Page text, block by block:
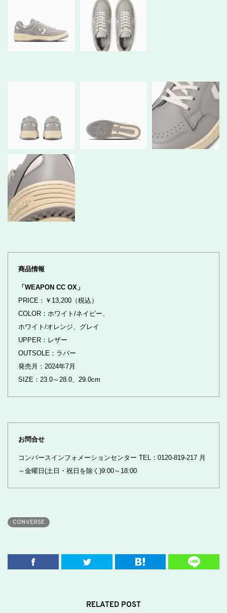
商品情報
「WEAPON CC OX」
PRICE：￥13,200（税込）
COLOR：ホワイト/ネイビー、
ホワイト/オレンジ、グレイ
UPPER：レザー
OUTSOLE：ラバー
発売月：2024年7月
SIZE：23.0～28.0、29.0cm
お問合せ
コンバースインフォメーションセンター TEL：0120-819-217 月
～金曜日(土日・祝日を除く)9:00～18:00
CONVERSE
RELATED POST